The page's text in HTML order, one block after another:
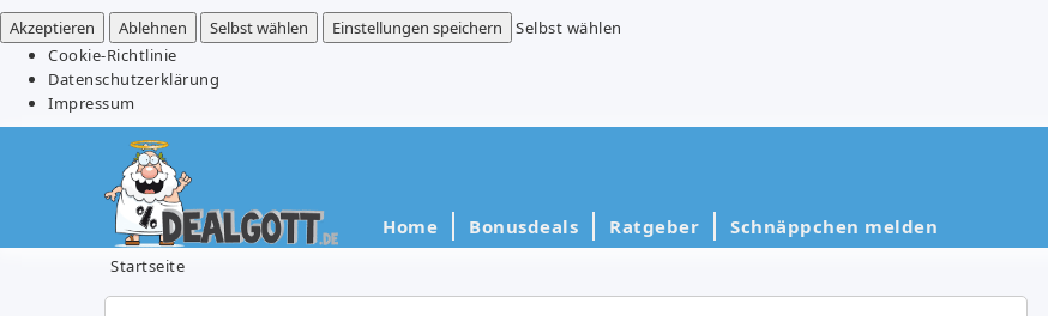
Akzeptieren
Ablehnen Selbst wählen Einstellungen speichern
Selbst wählen
Cookie-Richtlinie
Datenschutzerklärung
Impressum
Home Bonusdeals Ratgeber Schnäppchen melden
Startseite